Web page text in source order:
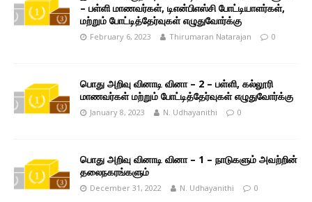
– பள்ளி மாணவர்கள், டிஎன்பிஎஸ்சி போட்டியாளர்கள்,
மற்றும் போட்டித்தேர்வுகள் எழுதுவோர்க்கு
February 6, 2023 Thirumaran Natarajan 0
பொது அறிவு வினாடி வினா – 2 – பள்ளி, கல்லூரி
மாணவர்கள் மற்றும் போட்டித்தேர்வுகள் எழுதுவோர்க்கு
January 8, 2023 N. Udhayanithi 0
பொது அறிவு வினாடி வினா – 1 – நாடுகளும் அவற்றின்
தலைநகரங்களும்
December 31, 2022 N. Udhayanithi 0